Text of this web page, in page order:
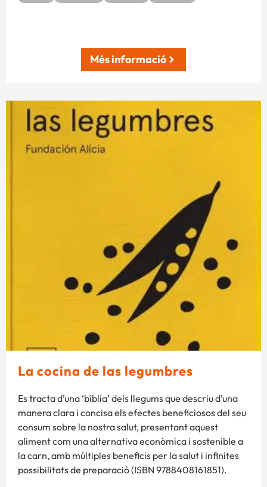
Més informació
La cocina de las legumbres
Es tracta d’una ‘bíblia’ dels llegums que descriu d’una
manera clara i concisa els efectes beneficiosos del seu
consum sobre la nostra salut, presentant aquest
aliment com una alternativa econòmica i sostenible a
la carn, amb múltiples beneficis per la salut i infinites
possibilitats de preparació (ISBN 9788408161851).